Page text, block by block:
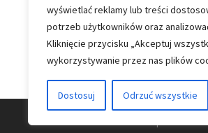
wyświetlać reklamy lub treści
potrzeb użytkowników oraz
Kliknięcie przycisku „Akceptuj
wykorzystywanie przez nas plików
Dostosuj Odrzuć wszystkie